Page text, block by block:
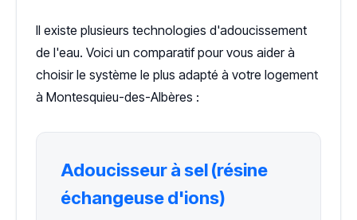
Il existe plusieurs technologies d'adoucissement
de l'eau. Voici un comparatif pour vous aider à
choisir le système le plus adapté à votre logement
à Montesquieu-des-Albères :
Adoucisseur à sel (résine
échangeuse d'ions)